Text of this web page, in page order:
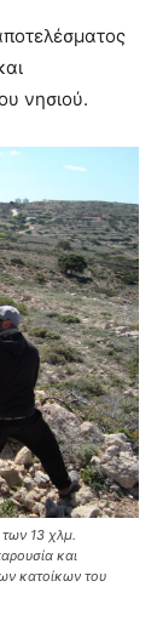
νησιού.
των 13 χλμ.
και
κατοίκων του